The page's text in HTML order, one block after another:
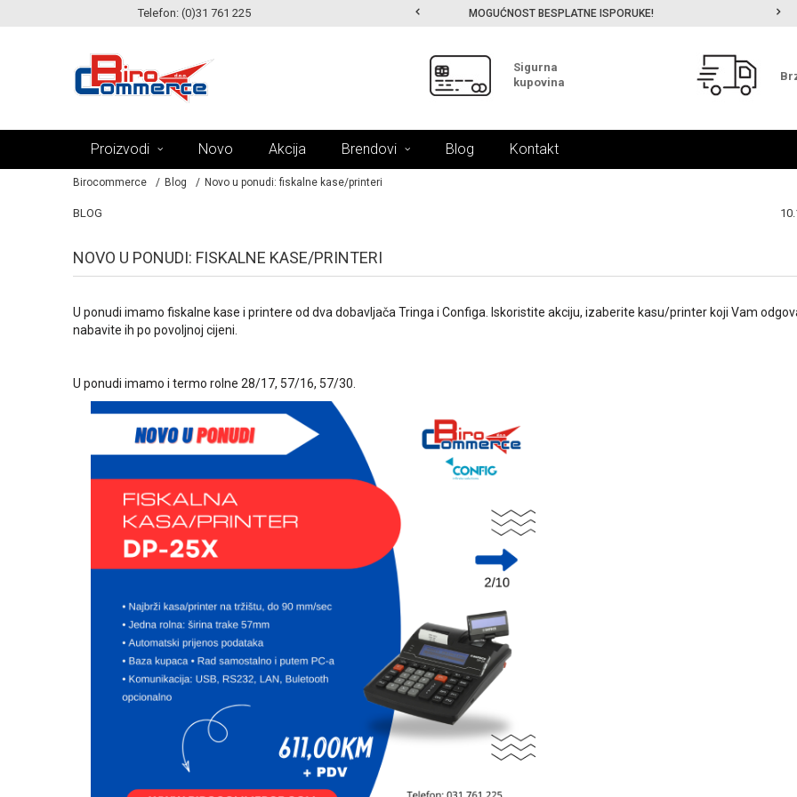
Telefon: (0)31 761 225
MOGUĆNOST BESPLATNE ISPORUKE! MOGUĆNOST ISPORUKE ZA 24H!
Sigurna
kupovina
Proizvodi Novo Akcija Brendovi Blog Kontakt
Birocommerce Blog Novo u ponudi: fiskalne kase/printeri
BLOG
NOVO U PONUDI: FISKALNE KASE/PRINTERI
U ponudi imamo fiskalne kase i printere od dva dobavljača Tringa i Configa. Iskoristite akciju, izaberite kasu/printer koji Vam
nabavite ih po povoljnoj cijeni.
U ponudi imamo i termo rolne 28/17, 57/16, 57/30.